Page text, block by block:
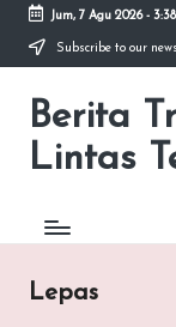
Skip
content
Jum, 7 Agu 2026-
Subscribe to our
Berita
Lintas
premancity.biz.id
Lepas